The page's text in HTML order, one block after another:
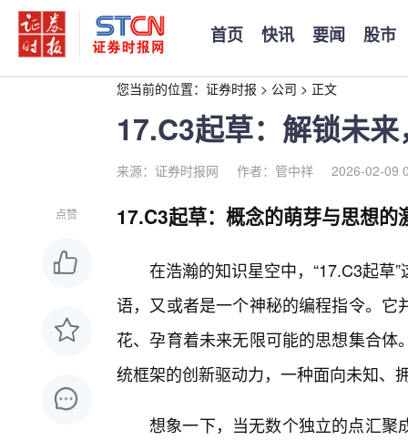
首页 快讯 要闻 股市
您当前的位置： 证券时报 > 公司 > 正文
17.C3起草：解锁未
来源：证券时报网 作者：管中祥 2026-02-09
点赞 17.C3起草：概念的萌芽与思想的
在浩瀚的知识星空中，“17.C3起草
语，又或者是一个神秘的编程指令。
花、孕育着未来无限可能的思想集合
统框架的创新驱动力，一种面向未知、
想象一下，当无数个独立的点汇聚